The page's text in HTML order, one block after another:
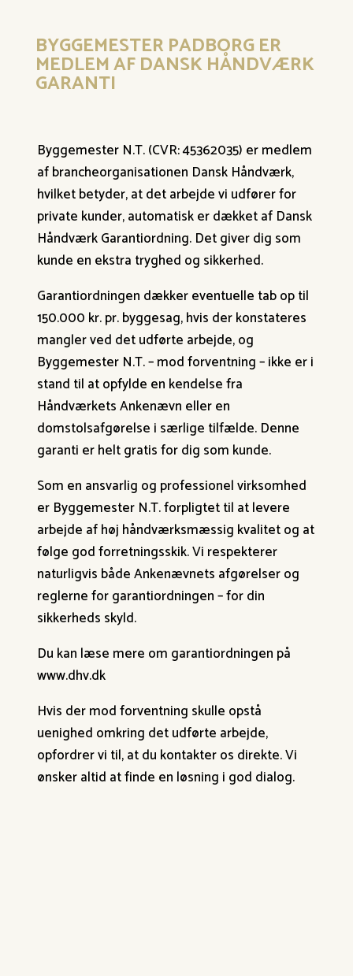
BYGGEMESTER PADBORG ER
MEDLEM AF DANSK HÅNDVÆRK
GARANTI
Byggemester N.T. (CVR: 45362035) er medlem
af brancheorganisationen Dansk Håndværk,
hvilket betyder, at det arbejde vi udfører for
private kunder, automatisk er dækket af Dansk
Håndværk Garantiordning. Det giver dig som
kunde en ekstra tryghed og sikkerhed.
Garantiordningen dækker eventuelle tab op til
150.000 kr. pr. byggesag, hvis der konstateres
mangler ved det udførte arbejde, og
Byggemester N.T. – mod forventning – ikke er i
stand til at opfylde en kendelse fra
Håndværkets Ankenævn eller en
domstolsafgørelse i særlige tilfælde. Denne
garanti er helt gratis for dig som kunde.
Som en ansvarlig og professionel virksomhed
er Byggemester N.T. forpligtet til at levere
arbejde af høj håndværksmæssig kvalitet og at
følge god forretningsskik. Vi respekterer
naturligvis både Ankenævnets afgørelser og
reglerne for garantiordningen – for din
sikkerheds skyld.
Du kan læse mere om garantiordningen på
www.dhv.dk
Hvis der mod forventning skulle opstå
uenighed omkring det udførte arbejde,
opfordrer vi til, at du kontakter os direkte. Vi
ønsker altid at finde en løsning i god dialog.